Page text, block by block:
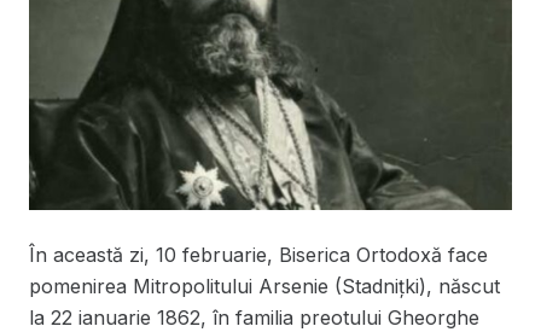
În această zi, 10 februarie, Biserica Ortodoxă face
pomenirea Mitropolitului Arsenie (Stadnițki), născut
la 22 ianuarie 1862, în familia preotului Gheorghe